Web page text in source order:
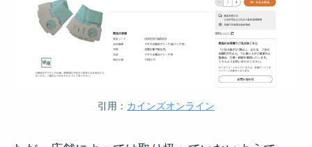
引用： カインズオンライン